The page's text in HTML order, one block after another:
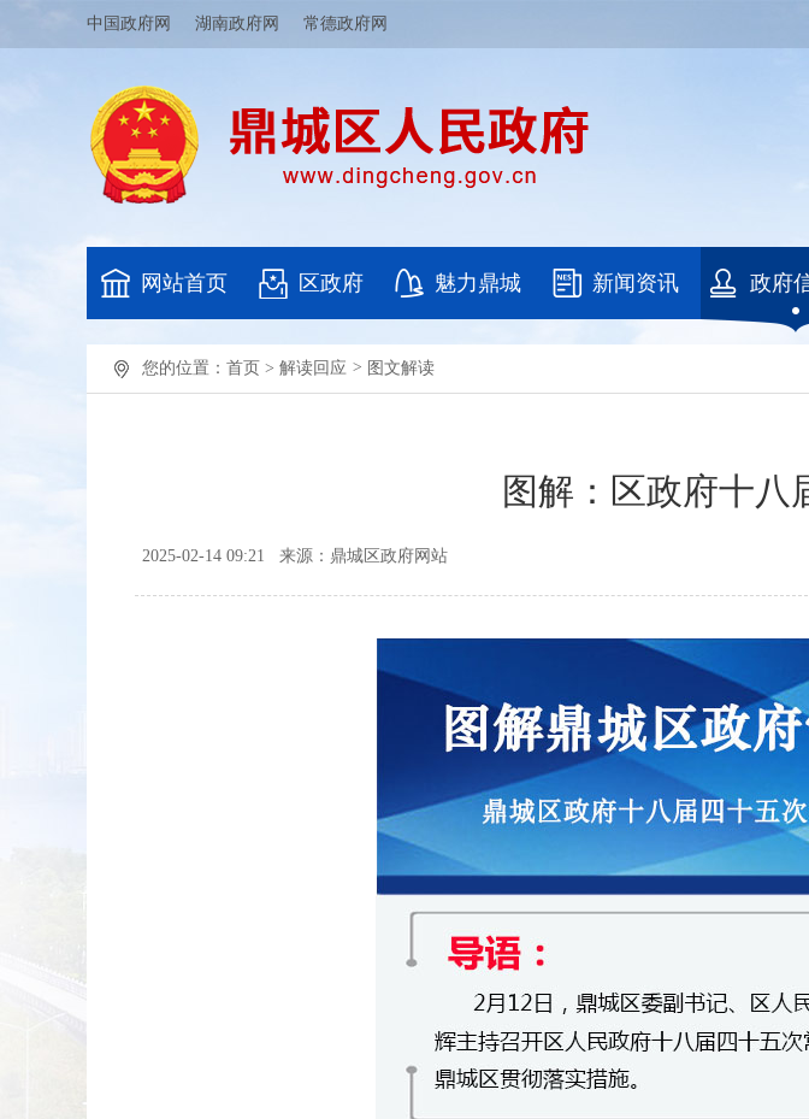
中国政府网 湖南政府网 常德政府网
网站首页 区政府 魅力鼎城 新闻资讯 政府
您的位置： 首页 > 解读回应 > 图文解读
图解：区政府十八
2025-02-14 09:21 来源：鼎城区政府网站